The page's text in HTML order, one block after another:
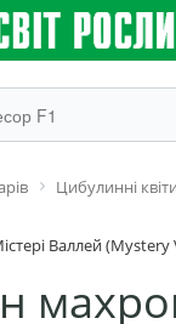
Цибулинні квіти
Валлей (Mystery